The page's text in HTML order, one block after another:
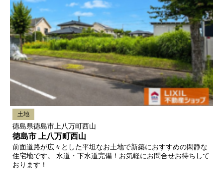
土地
徳島県徳島市上八万町西山
徳島市 上八万町西山
前面道路が広々とした平坦なお土地で新築におすすめの閑静な
住宅地です。 水道・下水道完備！お気軽にお問合せお待ちして
おります！